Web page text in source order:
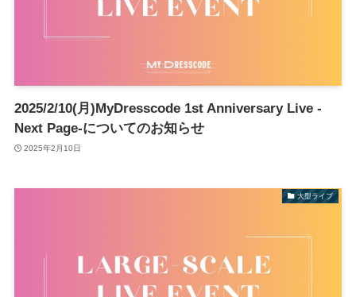
2025/2/10(月)MyDresscode 1st Anniversary Live -
Next Page-についてのお知らせ
2025年2月10日
大型ライブ